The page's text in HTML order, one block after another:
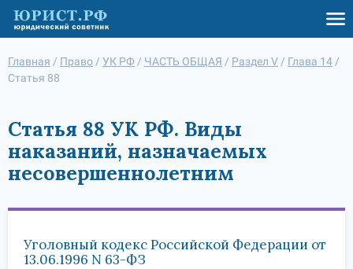
Главная / Право / УК РФ / ЧАСТЬ ОБЩАЯ / Раздел V / Глава 14 /
Статья 88
Статья 88 УК РФ. Виды
наказаний, назначаемых
несовершеннолетним
Уголовный кодекс Российской Федерации от
13.06.1996 N 63-ФЗ